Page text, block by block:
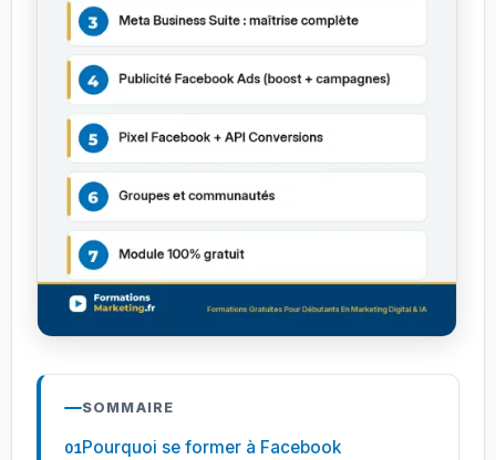
SOMMAIRE
Pourquoi se former à Facebook